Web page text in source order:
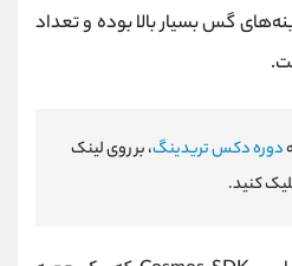
گس بسیار بالا بوده و تعداد
دوره دکس تریدینگ، بر روی لینک
کنید.